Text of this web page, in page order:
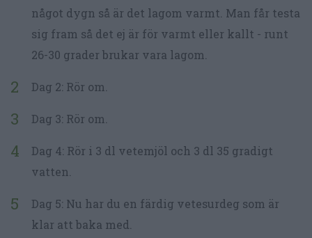
något dygn så är det lagom varmt. Man får testa
sig fram så det ej är för varmt eller kallt - runt
26-30 grader brukar vara lagom.
Dag 2: Rör om.
Dag 3: Rör om.
Dag 4: Rör i 3 dl vetemjöl och 3 dl 35 gradigt
vatten.
Dag 5: Nu har du en färdig vetesurdeg som är
klar att baka med.